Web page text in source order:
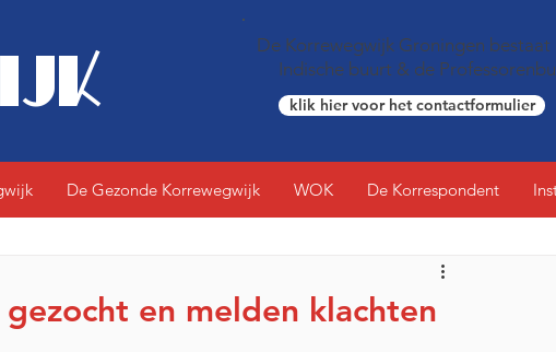
De Korrewegwijk Groningen bestaat
Indische buurt & de
klik hier voor het contactformulier
De Gezonde Korrewegwijk WOK De Korrespondent
en melden klachten